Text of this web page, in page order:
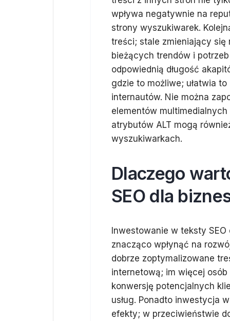
wpływa negatywnie na
strony wyszukiwarek.
treści; stale zmieniający
bieżących trendów i
odpowiednią długość
gdzie to możliwe; ułatwia
internautów. Nie można
elementów
atrybutów ALT mogą
wyszukiwarkach.
Dlaczego
SEO dla
Inwestowanie w teksty
znacząco wpłynąć na
dobrze zoptymalizowane
internetową; im więcej
konwersję potencjalnych
usług. Ponadto inwestycja
efekty; w przeciwieństwie